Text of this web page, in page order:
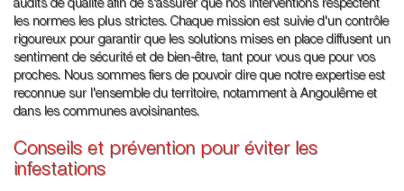
audits de qualité afin de s'assurer que nos interventions respectent
les normes les plus strictes. Chaque mission est suivie d'un contrôle
rigoureux pour garantir que les solutions mises en place diffusent un
sentiment de sécurité et de bien-être, tant pour vous que pour vos
proches. Nous sommes fiers de pouvoir dire que notre expertise est
reconnue sur l'ensemble du territoire, notamment à Angoulême et
dans les communes avoisinantes.
Conseils et prévention pour éviter les
infestations